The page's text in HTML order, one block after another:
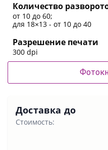
Количество
от 10 до 60;
для 18×13 - от 10 до 40
Разрешение печати
300 dpi
Доставка до
Стоимость: